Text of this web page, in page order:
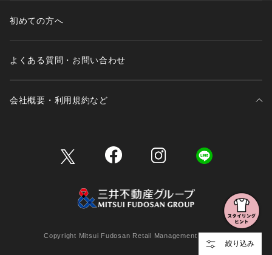
絞り込み
初めての方へ
よくある質問・お問い合わせ
会社概要・利用規約など
Copyright Mitsui Fudosan Retail Management Co., Ltd.